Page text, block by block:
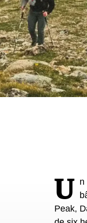
sur
La
de
de 8
succès,
Un simple faux pas qui aurait pu lui coûter la vie. Empalé sur l’un de ses
Peak,